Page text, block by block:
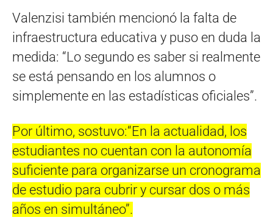
Valenzisi también mencionó la falta de
infraestructura educativa y puso en duda la
medida: “Lo segundo es saber si realmente
se está pensando en los alumnos o
simplemente en las estadísticas oficiales”.
Por último, sostuvo:“En la actualidad, los
estudiantes no cuentan con la autonomía
suficiente para organizarse un cronograma
de estudio para cubrir y cursar dos o más
años en simultáneo”.